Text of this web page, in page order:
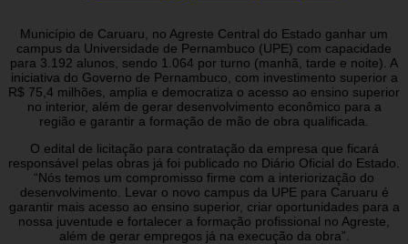
Município de Caruaru, no Agreste Central do Estado ganhar um
campus da Universidade de Pernambuco (UPE) com capacidade
para 3.192 alunos, sendo 1.064 por turno (manhã, tarde e noite). A
iniciativa do Governo de Pernambuco, com investimento superior a
R$ 75,4 milhões, amplia e democratiza o acesso ao ensino superior
no interior, além de gerar desenvolvimento econômico para a
região e garantir a formação de mão de obra qualificada.
O edital de licitação para contratação da empresa que ficará
responsável pelas obras já foi publicado no Diário Oficial do Estado.
“Nós temos um compromisso firme com a interiorização do
desenvolvimento. Levar o novo campus da UPE para Caruaru é
garantir mais acesso ao ensino superior, criar oportunidades para a
nossa juventude e fortalecer a formação profissional no Agreste,
além de gerar empregos já na execução da obra”.